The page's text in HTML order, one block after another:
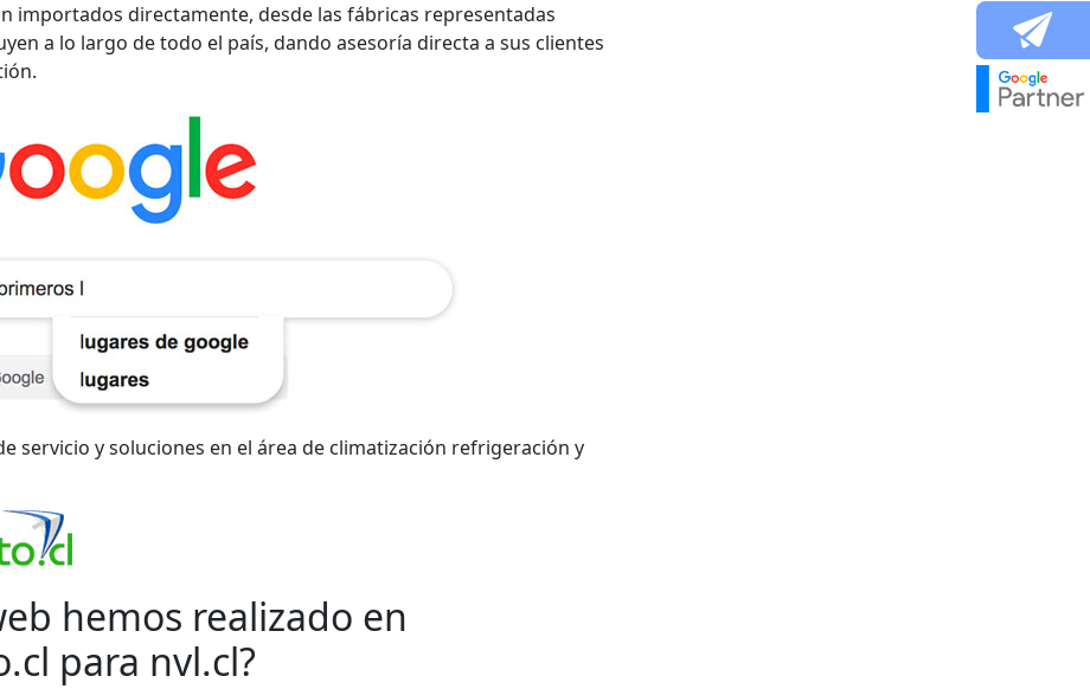
importados directamente, desde las fábricas representadas
a lo largo de todo el país, dando asesoría directa a sus clientes
servicio y soluciones en el área de climatización refrigeración y
hemos realizado en
para nvl.cl?